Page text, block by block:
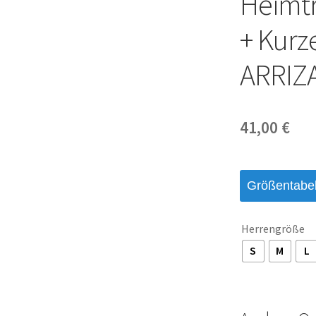
+
41,00 €
Herrengröße
S
M L